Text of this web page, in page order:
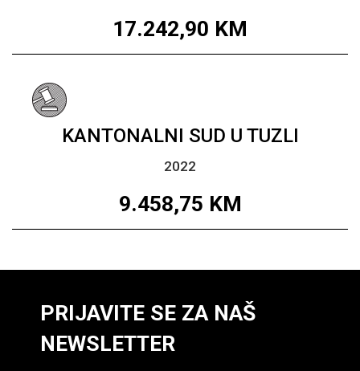
17.242,90 KM
KANTONALNI SUD U TUZLI
2022
9.458,75 KM
PRIJAVITE SE ZA NAŠ
NEWSLETTER